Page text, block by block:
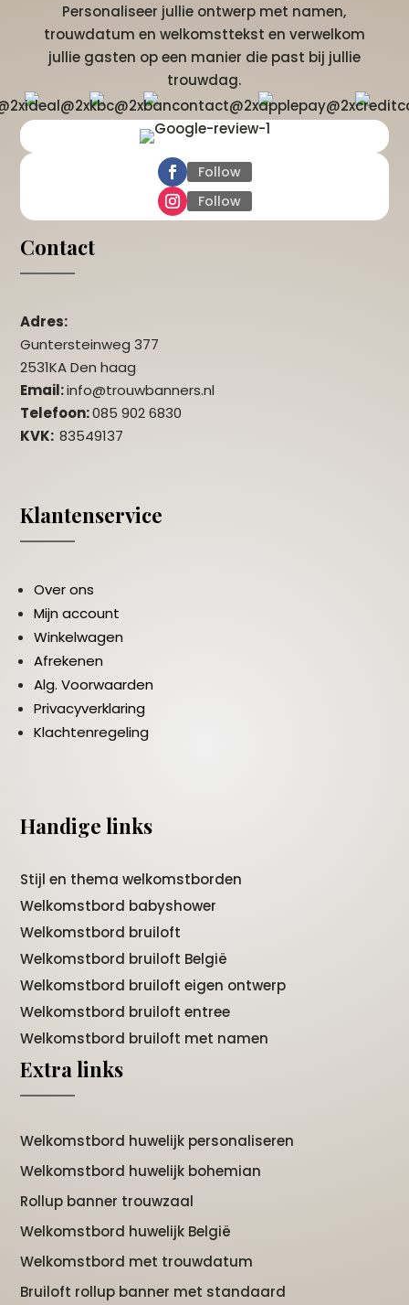
Personaliseer jullie ontwerp met namen,
trouwdatum en welkomsttekst en verwelkom
jullie gasten op een manier die past bij jullie
trouwdag.
Follow
Follow
Contact
Adres:
Guntersteinweg 377
2531KA Den haag
Email:info@trouwbanners.nl
Telefoon:085 902 6830
KVK:83549137
Klantenservice
Over ons
Mijn account
Winkelwagen
Afrekenen
Alg. Voorwaarden
Privacyverklaring
Klachtenregeling
Handige links
Stijl en thema welkomstborden
Welkomstbord babyshower
Welkomstbord bruiloft
Welkomstbord bruiloft België
Welkomstbord bruiloft eigen ontwerp
Welkomstbord bruiloft entree
Welkomstbord bruiloft met namen
Extra links
Welkomstbord huwelijk personaliseren
Welkomstbord huwelijk bohemian
Rollup banner trouwzaal
Welkomstbord huwelijk België
Welkomstbord met trouwdatum
Bruiloft rollup banner met standaard